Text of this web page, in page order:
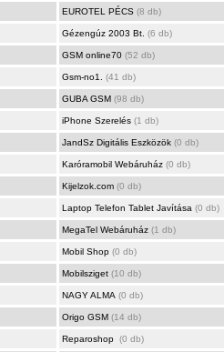
EUROTEL PÉCS (8 db)
Gézengúz 2003 Bt. (6 db)
GSM online70 (52 db)
Gsm-no1. (41 db)
GUBA GSM (98 db)
iPhone Szerelés (1 db)
JandSz Digitális Eszközök (0 db)
Karóramobil Webáruház (0 db)
Kijelzok.com (0 db)
Laptop Telefon Tablet Javítása (0 db)
MegaTel Webáruház (1 db)
Mobil Shop (0 db)
Mobilsziget (10 db)
NAGY ALMA (0 db)
Origo GSM (14 db)
Reparoshop (0 db)